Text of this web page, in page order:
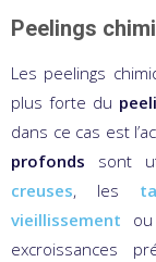
Peelings
Les peelings
plus forte du
dans ce cas est
profonds sont
creuses, les
vieillissement
excroissances